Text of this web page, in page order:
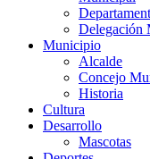
Delegación
Municipio
Alcalde
Concejo
Historia
Cultura
Desarrollo
Mascotas